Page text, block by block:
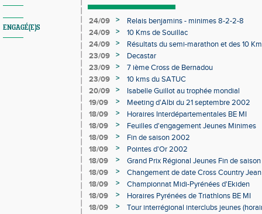
ENGAGÉ(E)S
24/09 >
Relais benjamins - minimes 8-2-2-8
24/09
>
10 Kms de Souillac
24/09
>
Résultats du semi-marathon et des 10
23/09
>
Decastar
23/09
>
7 ième Cross de Bernadou
23/09
>
10 kms du SATUC
20/09
>
Isabelle Guillot au trophée mondial
19/09
>
Meeting d'Albi du 21 septembre 2002
18/09
>
Horaires Interdépartementales BE MI
18/09
>
Feuilles d'engagement Jeunes Minimes
18/09
>
Fin de saison 2002
18/09
>
Pointes d'Or 2002
18/09
>
Grand Prix Régional Jeunes Fin de
18/09
>
Changement de date Cross Country
18/09
>
Championnat Midi-Pyrénées d'Ekiden
18/09
>
Horaires Pyrénées de Triathlons BE MI
18/09
>
Tour interrégional interclubs jeunes